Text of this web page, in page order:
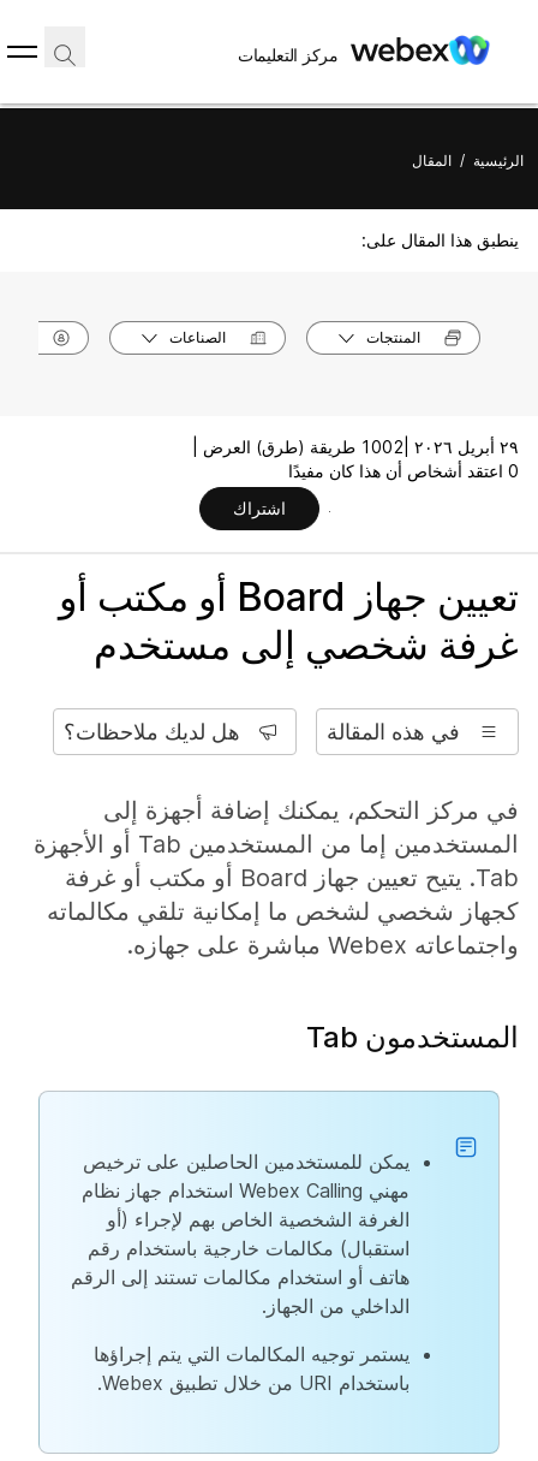
مركز التعليمات
الرئيسية / المقال
ينطبق هذا المقال على:
المنتجات الصناعات
٢٩ أبريل ٢٠٢٦ |
1002 طريقة (طرق) العرض |
0 اعتقد أشخاص أن هذا كان مفيدًا
اشتراك
تعيين جهاز Board أو مكتب أو
غرفة شخصي إلى مستخدم
في هذه المقالة هل لديك ملاحظات؟
في مركز التحكم، يمكنك إضافة أجهزة إلى
المستخدمين إما من المستخدمين Tab أو الأجهزة
Tab. يتيح تعيين جهاز Board أو مكتب أو غرفة
كجهاز شخصي لشخص ما إمكانية تلقي مكالماته
واجتماعاته Webex مباشرة على جهازه.
المستخدمون Tab
يمكن للمستخدمين الحاصلين على ترخيص
مهني Webex Calling استخدام جهاز نظام
الغرفة الشخصية الخاص بهم لإجراء (أو
استقبال) مكالمات خارجية باستخدام رقم
هاتف أو استخدام مكالمات تستند إلى الرقم
الداخلي من الجهاز.
يستمر توجيه المكالمات التي يتم إجراؤها
باستخدام URI من خلال تطبيق Webex.